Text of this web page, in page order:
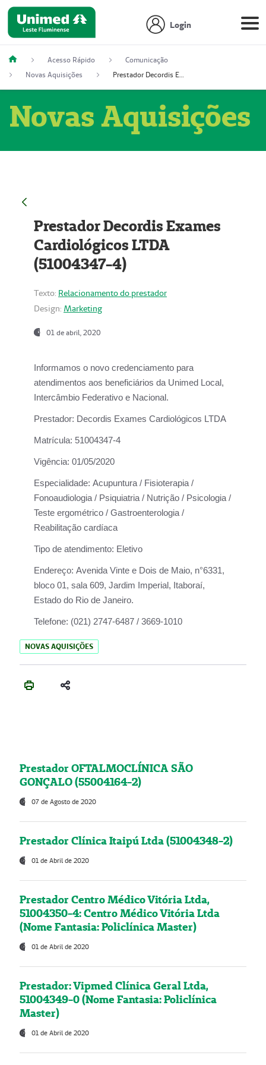
Login
Acesso Rápido
Comunicação
Novas Aquisições
Prestador Decordis Exames Cardiológicos LTDA (51004347-4)
Novas Aquisições
Prestador Decordis Exames
Cardiológicos LTDA
(51004347-4)
Texto: Relacionamento do prestador
Design: Marketing
01 de abril, 2020
Informamos o novo credenciamento para
atendimentos aos beneficiários da Unimed Local,
Intercâmbio Federativo e Nacional.
Prestador: Decordis Exames Cardiológicos LTDA
Matrícula: 51004347-4
Vigência: 01/05/2020
Especialidade: Acupuntura / Fisioterapia /
Fonoaudiologia / Psiquiatria / Nutrição / Psicologia /
Teste ergométrico / Gastroenterologia /
Reabilitação cardíaca
Tipo de atendimento: Eletivo
Endereço: Avenida Vinte e Dois de Maio, n°6331,
bloco 01, sala 609, Jardim Imperial, Itaboraí,
Estado do Rio de Janeiro.
Telefone: (021) 2747-6487 / 3669-1010
NOVAS AQUISIÇÕES
Prestador OFTALMOCLÍNICA SÃO
GONÇALO (55004164-2)
07 de Agosto de 2020
Prestador Clínica Itaipú Ltda (51004348-2)
01 de Abril de 2020
Prestador Centro Médico Vitória Ltda,
51004350-4: Centro Médico Vitória Ltda
(Nome Fantasia: Policlínica Master)
01 de Abril de 2020
Prestador: Vipmed Clínica Geral Ltda,
51004349-0 (Nome Fantasia: Policlínica
Master)
01 de Abril de 2020